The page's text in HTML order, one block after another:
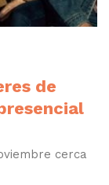
de
cerca